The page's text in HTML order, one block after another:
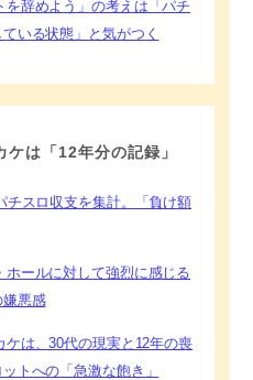
を辞めよう」の考えは「パチ
いる状態」と気がつく
は「12年分の記録」
チスロ収支を集計。「負け額
ホールに対して強烈に感じる
嫌悪感
ケは、30代の現実と12年の喪
トへの「急激な飽き」